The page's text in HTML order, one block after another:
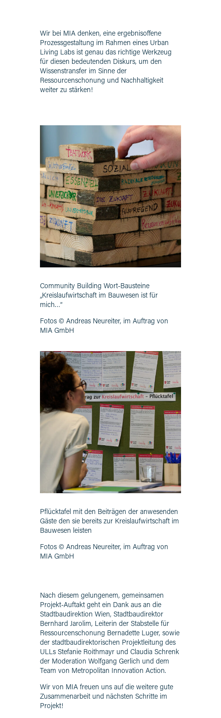
Wir bei MIA denken, eine ergebnisoffene
Prozessgestaltung im Rahmen eines Urban
Living Labs ist genau das richtige Werkzeug
für diesen bedeutenden Diskurs, um den
Wissenstransfer im Sinne der
Ressourcenschonung und Nachhaltigkeit
weiter zu stärken!
Community Building Wort-Bausteine
„Kreislaufwirtschaft im Bauwesen ist für
mich…“
Fotos © Andreas Neureiter, im Auftrag von
MIA GmbH
Pflücktafel mit den Beiträgen der anwesenden
Gäste den sie bereits zur Kreislaufwirtschaft im
Bauwesen leisten
Fotos © Andreas Neureiter, im Auftrag von
MIA GmbH
Nach diesem gelungenem, gemeinsamen
Projekt-Auftakt geht ein Dank aus an die
Stadtbaudirektion Wien, Stadtbaudirektor
Bernhard Jarolim, Leiterin der Stabstelle für
Ressourcenschonung Bernadette Luger, sowie
der stadtbaudirektorischen Projektleitung des
ULLs Stefanie Roithmayr und Claudia Schrenk
der Moderation Wolfgang Gerlich und dem
Team von Metropolitan Innovation Action.
Wir von MIA freuen uns auf die weitere gute
Zusammenarbeit und nächsten Schritte im
Projekt!